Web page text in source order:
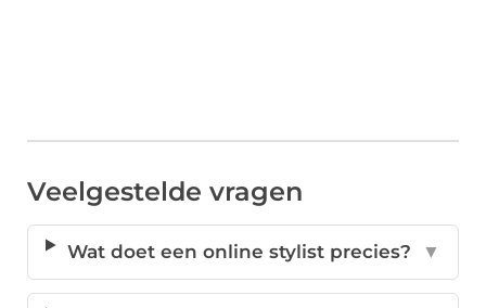
Veelgestelde vragen
Wat doet een online stylist precies? ▼